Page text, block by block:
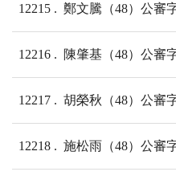
12215 鄭文騰（48）公審
12216 陳肇基（48）公審
12217 胡榮秋（48）公審
12218 施松雨（48）公審